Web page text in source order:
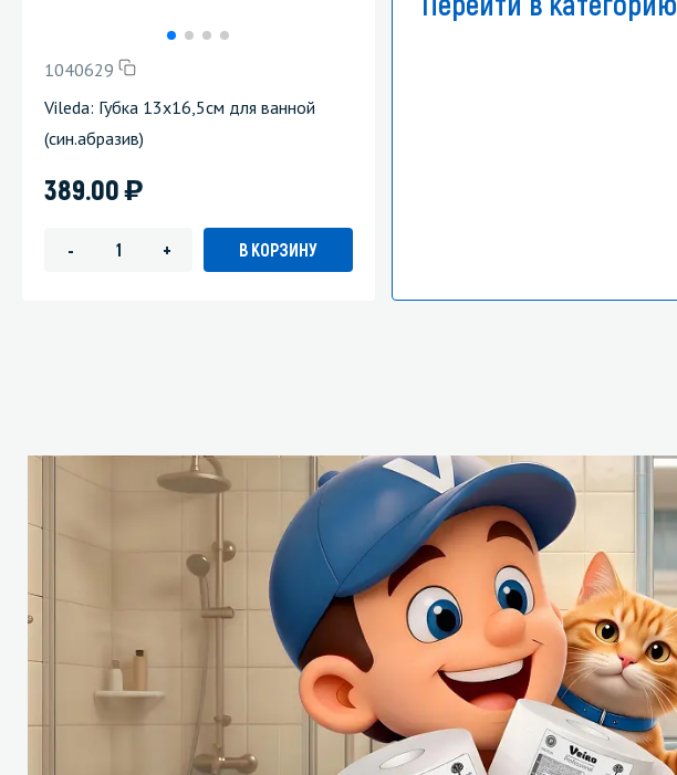
1040629
Vileda: Губка 13х16,5см для ванной
(син.абразив)
389.00)
- + В КОРЗИНУ